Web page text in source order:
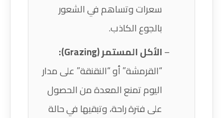
سعرات وتساهم في الشعور
بالجوع الكاذب.
الأكل المستمر (Grazing):
“القرمشة” أو “النقنقة” على مدار
اليوم تمنع المعدة من الحصول
على فترة راحة، وتبقيها في حالة